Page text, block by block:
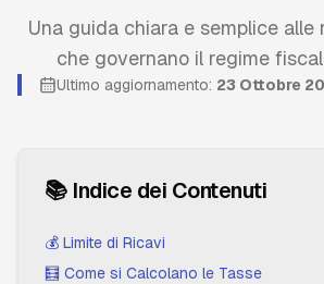
Una guida chiara e semplice alle
che governano il regime
Ultimo aggiornamento: 23 Ottobre
📚 Indice dei Contenuti
💰 Limite di Ricavi
🧮 Come si Calcolano le Tasse